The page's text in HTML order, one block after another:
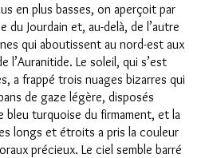
en plus basses, on aperçoit par
du Jourdain et, au-delà, de l’autre
qui aboutissent au nord-est aux
l’Auranitide. Le soleil, qui s’est
a frappé trois nuages bizarres qui
de gaze légère, disposés
bleu turquoise du firmament, et la
longs et étroits a pris la couleur
précieux. Le ciel semble barré